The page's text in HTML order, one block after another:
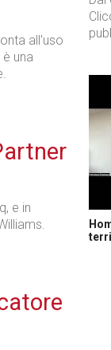
all'uso
una
e in